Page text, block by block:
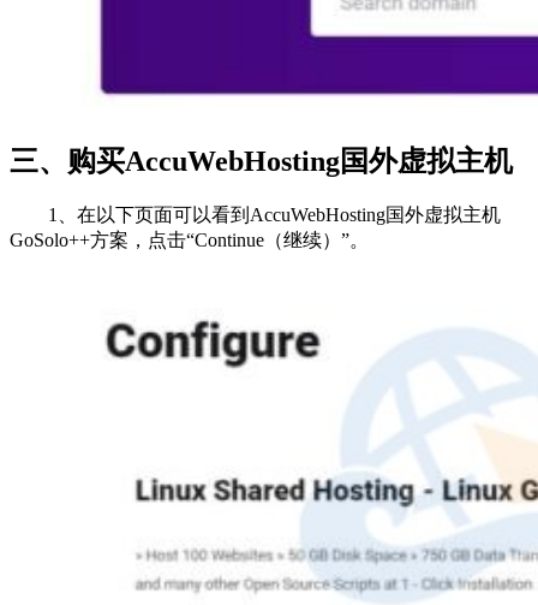
三、购买AccuWebHosting国外虚拟主机
1、在以下页面可以看到AccuWebHosting国外虚拟主机
GoSolo++方案，点击“Continue（继续）”。